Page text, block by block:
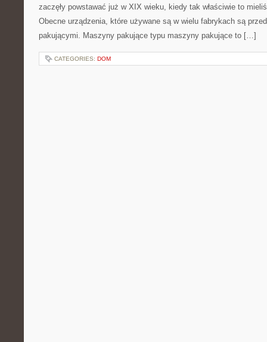
zaczęły powstawać już w XIX wieku, kiedy tak właściwie to
Obecne urządzenia, które używane są w wielu fabrykach są
pakującymi. Maszyny pakujące typu maszyny pakujące to […]
CATEGORIES: DOM